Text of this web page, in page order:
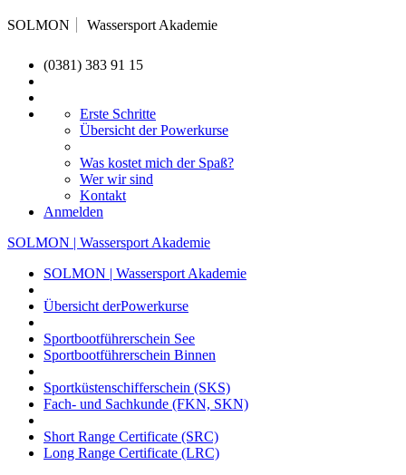
SOLMON Wassersport Akademie
(0381) 383 91 15
Erste Schritte
Übersicht der Powerkurse
Was kostet mich der Spaß?
Wer wir sind
Kontakt
Anmelden
SOLMON | Wassersport Akademie
SOLMON | Wassersport Akademie
Übersicht derPowerkurse
Sportbootführerschein See
Sportbootführerschein Binnen
Sportküstenschifferschein (SKS)
Fach- und Sachkunde (FKN, SKN)
Short Range Certificate (SRC)
Long Range Certificate (LRC)